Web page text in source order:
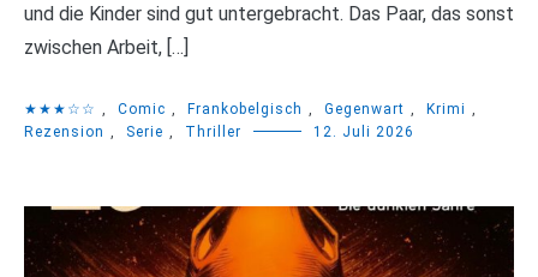
und die Kinder sind gut untergebracht. Das Paar, das sonst
zwischen Arbeit, […]
★★★☆☆ Comic Frankobelgisch Gegenwart Krimi
Rezension
Serie Thriller 12. Juli 2026